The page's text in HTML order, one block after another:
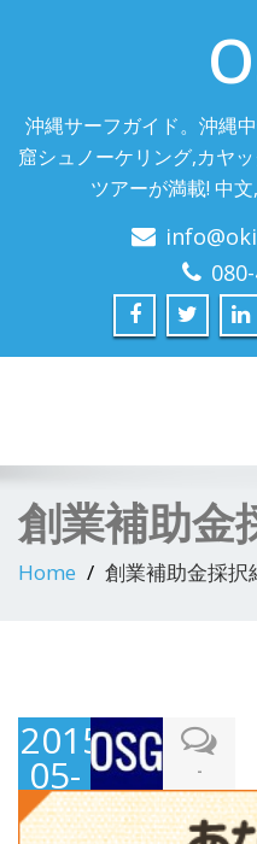
沖縄サーフガイド。沖縄
窟シュノーケリング,カヤ
ツアーが満載! 中
創業補助金
Home 創業補助金採択
2015-
05-
22
-